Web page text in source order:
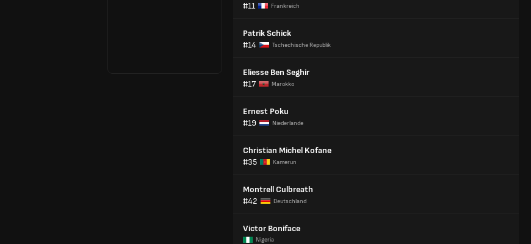
#11
Frankreich
Patrik Schick
#14
Tschechische Republik
Eliesse Ben Seghir
#17
Marokko
Ernest Poku
#19
Niederlande
Christian Michel Kofane
#35
Kamerun
Montrell Culbreath
#42
Deutschland
Victor Boniface
Nigeria